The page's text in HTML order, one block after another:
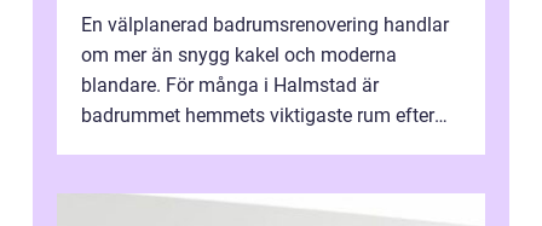
En välplanerad badrumsrenovering handlar
om mer än snygg kakel och moderna
blandare. För många i Halmstad är
badrummet hemmets viktigaste rum efter